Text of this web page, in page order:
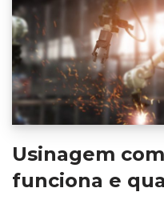
Usinagem
funciona e